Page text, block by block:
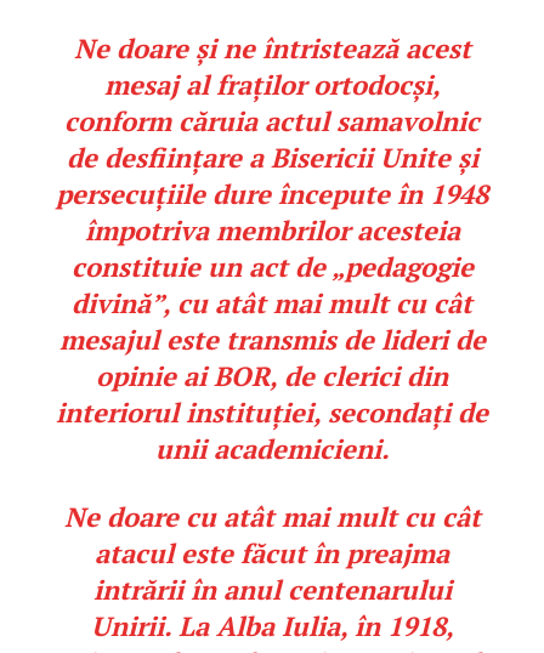
Ne doare și ne întristează acest
mesaj al fraților ortodocși,
conform căruia actul samavolnic
de desființare a Bisericii Unite și
persecuțiile dure începute în 1948
împotriva membrilor acesteia
constituie un act de „pedagogie
divină”, cu atât mai mult cu cât
mesajul este transmis de lideri de
opinie ai BOR, de clerici din
interiorul instituției, secondați de
unii academicieni.
Ne doare cu atât mai mult cu cât
atacul este făcut în preajma
intrării în anul centenarului
Unirii. La Alba Iulia, în 1918,